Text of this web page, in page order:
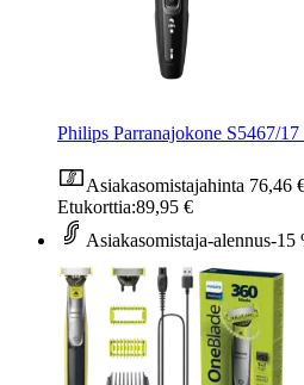
Philips Parranajokone S5467/17
Asiakasomistajahinta 76,46
Etukorttia:89,95 €
Asiakasomistaja-alennus-15